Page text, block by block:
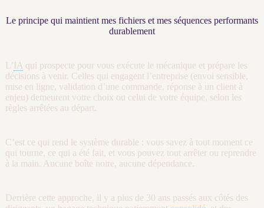
Le principe qui maintient mes fichiers et mes séquences performants
durablement
L’IA qui prospecte pour vous exécute le mécanique et prépare les
décisions à venir. Celles qui engagent l’entreprise (envoi sensible,
mise en ligne, validation d’une commande, réponse à un client à
enjeu) demeurent votre choix ou celui de votre équipe, selon les
règles arrêtées au départ.
C’est ce qui rend le système durable : vous savez à tout moment ce
qui tourne, ce qui a été fait, et vous pouvez tout arrêter ou reprendre
à la main. Aucune boîte noire, aucune dépendance.
Derrière cette approche, il y a plus de 30 ans passés aux côtés des